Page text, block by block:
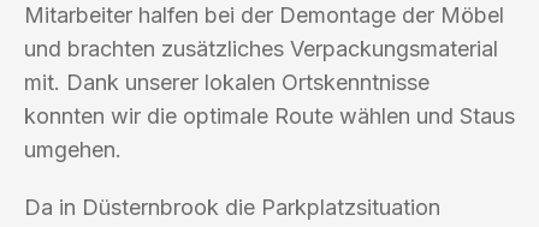
Mitarbeiter halfen bei der Demontage der Möbel
und brachten zusätzliches Verpackungsmaterial
mit. Dank unserer lokalen Ortskenntnisse
konnten wir die optimale Route wählen und Staus
umgehen.
Da in Düsternbrook die Parkplatzsituation